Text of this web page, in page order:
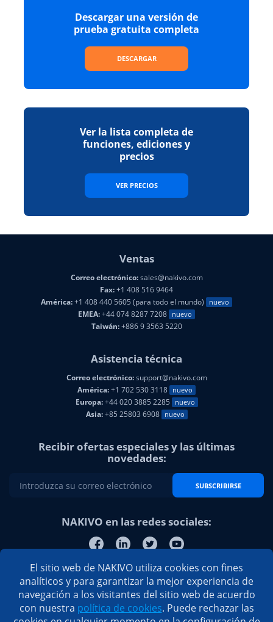
Descargar una versión de
prueba gratuita completa
DESCARGAR
Ver la lista completa de
funciones, ediciones y
precios
VER PRECIOS
Ventas
Correo electrónico:sales@nakivo.com
Fax:+1 408 516 9464
América:+1 408 440 5605 (para todo el mundo) nuevo
EMEA:+44 074 8287 7208 nuevo
Taiwán:+886 9 3563 5220
Asistencia técnica
Correo electrónico:support@nakivo.com
América:+1 702 530 3118 nuevo
Europa:+44 020 3885 2285 nuevo
Asia:+85 25803 6908 nuevo
Recibir ofertas especiales y las últimas
novedades:
SUBSCRIBIRSE
NAKIVO en las redes sociales:
El sitio web de NAKIVO utiliza cookies con fines
analíticos y para garantizar la mejor experiencia de
navegación a los visitantes del sitio web de acuerdo
con nuestra política de cookies. Puede rechazar las